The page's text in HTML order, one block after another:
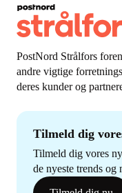
PostNord Strålfors
andre vigtige
deres kunder og
Tilmeld dig
Tilmeld dig vores
de nyeste trends og